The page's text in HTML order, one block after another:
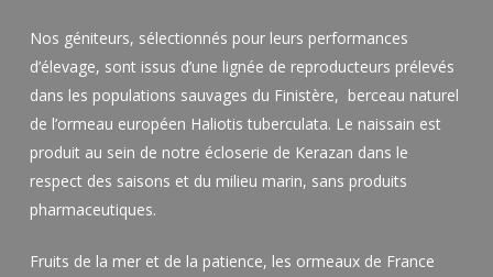
Nos géniteurs, sélectionnés pour leurs performances
d’élevage, sont issus d’une lignée de reproducteurs prélevés
dans les populations sauvages du Finistère, berceau naturel
de l’ormeau européen Haliotis tuberculata. Le naissain est
produit au sein de notre écloserie de Kerazan dans le
respect des saisons et du milieu marin, sans produits
pharmaceutiques.
Fruits de la mer et de la patience, les ormeaux de France